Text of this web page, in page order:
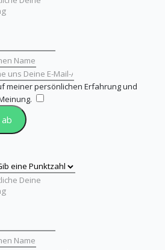
meiner persönlichen Erfahrung und